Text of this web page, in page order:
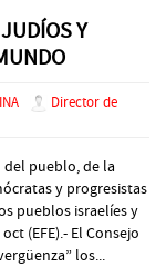
Y
Director de
pueblo, de la
y progresistas
pueblos israelíes y
(EFE).- El Consejo
los...